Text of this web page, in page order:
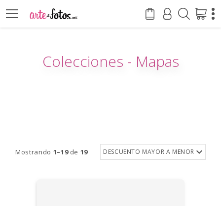
Colecciones - Mapas
Mostrando 1–19 de 19 DESCUENTO MAYOR A MENOR